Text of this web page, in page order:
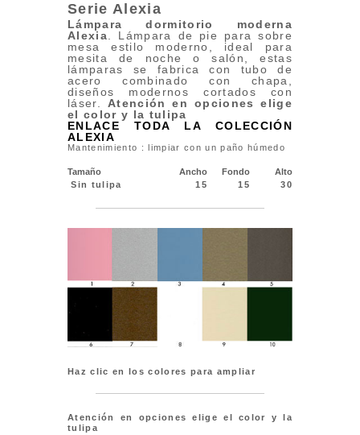
Serie Alexia
Lámpara dormitorio
moderna
Alexia. Lámpara de pie para sobre
mesa estilo moderno, ideal para
mesita de noche o salón, estas
lámparas se fabrica con tubo de
acero combinado con chapa,
diseños modernos cortados con
láser. Atención en opciones elige
el color y la tulipa
ENLACE TODA LA COLECCIÓN
ALEXIA
Mantenimiento : limpiar con un paño húmedo
Tamaño Ancho Fondo
Alto
Sin tulipa
15 15 30
Haz clic en los colores para ampliar
Atención en opciones elige el color y la
tulipa